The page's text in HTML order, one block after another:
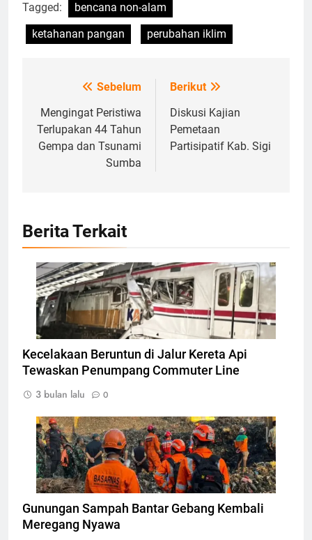
Tagged:
bencana non-alam
ketahanan pangan
perubahan iklim
Navigasi
pos
Sebelum
Mengingat Peristiwa
Terlupakan 44 Tahun
Gempa dan Tsunami
Sumba
Berikut
Diskusi Kajian
Pemetaan
Partisipatif Kab. Sigi
Berita Terkait
Foto stelah kejadian kecelakaan Terjadi, Foto:
Dok. YouTube : cnnindofficial
Kecelakaan Beruntun di Jalur Kereta Api
Tewaskan Penumpang Commuter Line
3 bulan lalu
0
Tim SAR melakukan Evakuasi pada korban
longsor di Bantar Gebang, Foto: Dok
Beritanasional/Basarnas
Gunungan Sampah Bantar Gebang Kembali
Meregang Nyawa